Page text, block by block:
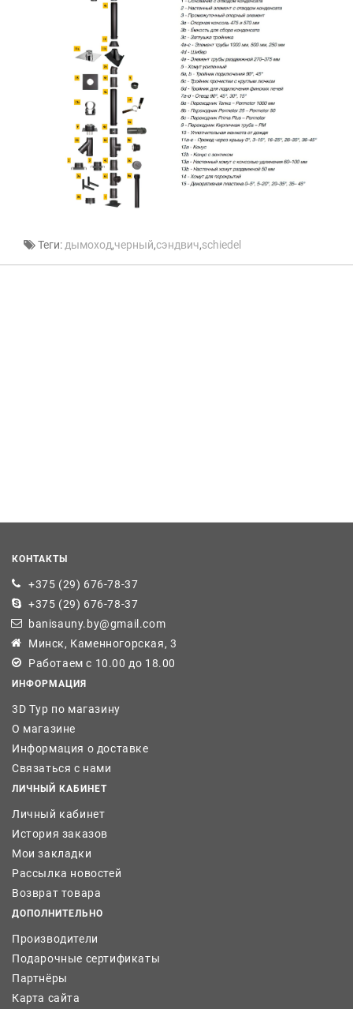
Теги: дымоход,черный,сэндвич,schiedel
КОНТАКТЫ
+375 (29) 676-78-37
+375 (29) 676-78-37
banisauny.by@gmail.com
Минск, Каменногорская, 3
Работаем с 10.00 до 18.00
ИНФОРМАЦИЯ
3D Тур по магазину
О магазине
Информация о доставке
Связаться с нами
ЛИЧНЫЙ КАБИНЕТ
Личный кабинет
История заказов
Мои закладки
Рассылка новостей
Возврат товара
ДОПОЛНИТЕЛЬНО
Производители
Подарочные сертификаты
Партнёры
Карта сайта